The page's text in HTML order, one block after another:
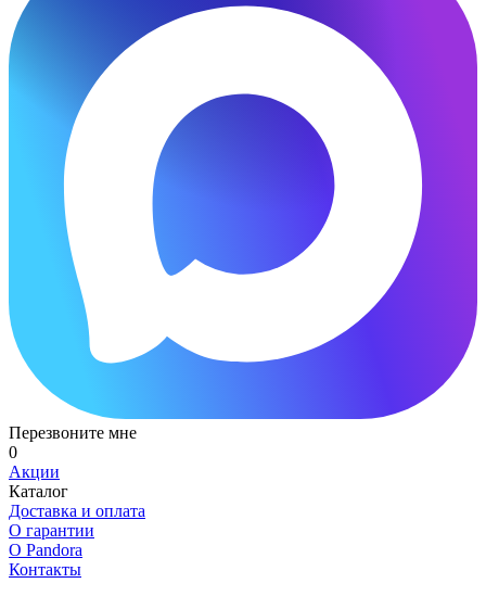
Перезвоните мне
0
Акции
Каталог
Доставка и оплата
О гарантии
О Pandora
Контакты